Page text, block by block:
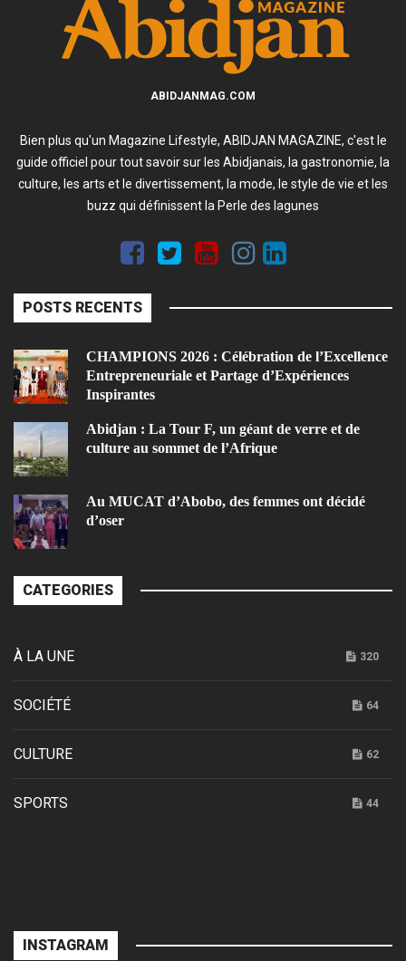
ABIDJANMAG.COM
Bien plus qu'un Magazine Lifestyle, ABIDJAN MAGAZINE, c'est le
guide officiel pour tout savoir sur les Abidjanais, la gastronomie, la
culture, les arts et le divertissement, la mode, le style de vie et les
buzz qui définissent la Perle des lagunes
POSTS RECENTS
CHAMPIONS 2026 : Célébration de l’Excellence
Entrepreneuriale et Partage d’Expériences
Inspirantes
Abidjan : La Tour F, un géant de verre et de
culture au sommet de l’Afrique
Au MUCAT d’Abobo, des femmes ont décidé
d’oser
CATEGORIES
À LA UNE 320
SOCIÉTÉ 64
CULTURE 62
SPORTS 44
INSTAGRAM